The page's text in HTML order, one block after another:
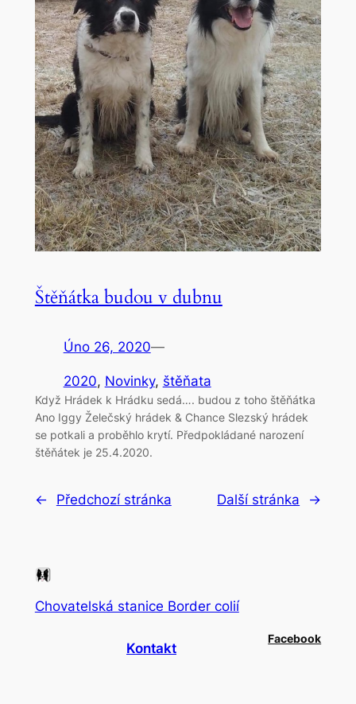
Štěňátka budou v dubnu
Úno 26, 2020—
2020, Novinky, štěňata
Když Hrádek k Hrádku sedá…. budou z toho štěňátka
Ano Iggy Želečský hrádek & Chance Slezský hrádek
se potkali a proběhlo krytí. Předpokládané narození
štěňátek je 25.4.2020.
← Předchozí stránka Další stránka →
Chovatelská stanice Border colií
Kontakt
Facebook